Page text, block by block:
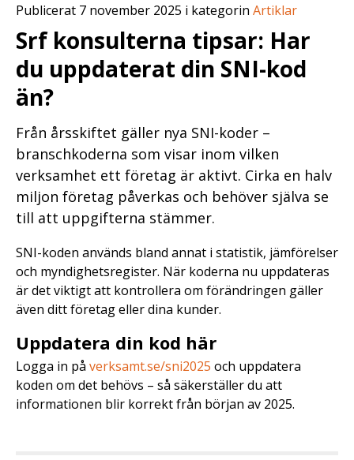
Publicerat 7 november 2025 i kategorin Artiklar
Srf konsulterna tipsar: Har
du uppdaterat din SNI-kod
än?
Från årsskiftet gäller nya SNI-koder –
branschkoderna som visar inom vilken
verksamhet ett företag är aktivt. Cirka en halv
miljon företag påverkas och behöver själva se
till att uppgifterna stämmer.
SNI-koden används bland annat i statistik, jämförelser
och myndighetsregister. När koderna nu uppdateras
är det viktigt att kontrollera om förändringen gäller
även ditt företag eller dina kunder.
Uppdatera din kod här
Logga in på verksamt.se/sni2025 och uppdatera
koden om det behövs – så säkerställer du att
informationen blir korrekt från början av 2025.